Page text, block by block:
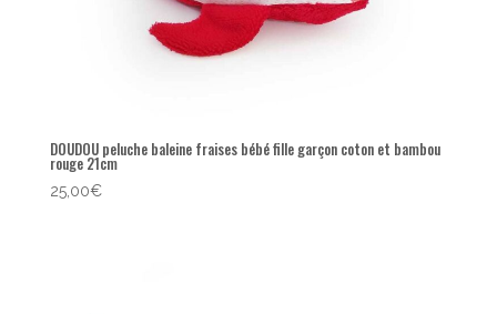
DOUDOU peluche baleine fraises bébé fille garçon coton et bambou
rouge 21cm
25,00€